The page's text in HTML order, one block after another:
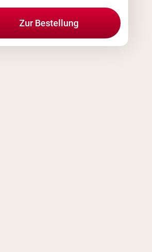
Zur Bestellung